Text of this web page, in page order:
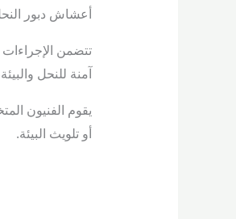
أعشاش دبور النحل
تتضمن
آمنة للنحل
يقوم الفنيون
أو تلويث البيئة.